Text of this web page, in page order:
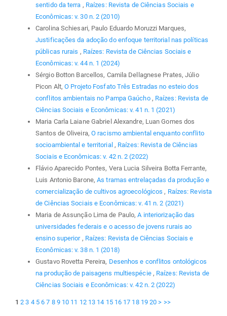
sentido da terra , Raízes: Revista de Ciências Sociais e
Econômicas: v. 30 n. 2 (2010)
Carolina Schiesari, Paulo Eduardo Moruzzi Marques,
Justificações da adoção do enfoque territorial nas políticas
públicas rurais , Raízes: Revista de Ciências Sociais e
Econômicas: v. 44 n. 1 (2024)
Sérgio Botton Barcellos, Camila Dellagnese Prates, Júlio
Picon Alt,O Projeto Fosfato Três Estradas no esteio dos
conflitos ambientais no Pampa Gaúcho , Raízes: Revista de
Ciências Sociais e Econômicas: v. 41 n. 1 (2021)
Maria Carla Laiane Gabriel Alexandre, Luan Gomes dos
Santos de Oliveira, O racismo ambiental enquanto conflito
socioambiental e territorial , Raízes: Revista de Ciências
Sociais e Econômicas: v. 42 n. 2 (2022)
Flávio Aparecido Pontes, Vera Lucia Silveira Botta Ferrante,
Luis Antonio Barone,As tramas entrelaçadas da produção e
comercialização de cultivos agroecológicos , Raízes: Revista
de Ciências Sociais e Econômicas: v. 41 n. 2 (2021)
Maria de Assunção Lima de Paulo,A interiorização das
universidades federais e o acesso de jovens rurais ao
ensino superior , Raízes: Revista de Ciências Sociais e
Econômicas: v. 38 n. 1 (2018)
Gustavo Rovetta Pereira, Desenhos e conflitos ontológicos
na produção de paisagens multiespécie , Raízes: Revista de
Ciências Sociais e Econômicas: v. 42 n. 2 (2022)
1 2 3 4 5 6 7 8 9 10 11 12 13 14 15 16 17 18 19 20 > >>